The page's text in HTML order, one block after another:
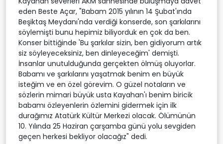
eden Beste Açar, "Babam 2015 yılının 14 Şubat'ında
Beşiktaş Meydanı'nda verdiği konserde, son şarkılarını
söylemişti bunu hepimiz biliyorduk en çok da ben.
Konser bittiğinde 'Bu şarkılar sizin, ben gidiyorum artık
siz söyleyeceksiniz, ben dinleyeceğim' demişti.
İnsanlar unutulduğunda gerçekten ölmüş oluyorlar.
Babamı ve şarkılarını yaşatmak benim en büyük
isteğim ve en özel görevim. O güzel notaların ve
sözlerin mimari büyük usta Kayahan'ı benim biricik
babamı özleyenlerin özlemini gidermek için ilk
durağımız Atatürk Kültür Merkezi olacak. Ölümünün
10. Yılında 25 Haziran çarşamba günü yolu sevgiden
geçen herkesi bekliyor olacağız" dedi.